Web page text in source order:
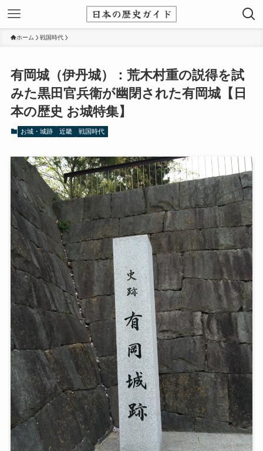
ホーム 戦国時代
有岡城（伊丹城）：荒木村重の説得を試
みた黒田官兵衛が幽閉された有岡城【日
本の歴史 お城特集】
お城・城跡 近畿 戦国時代